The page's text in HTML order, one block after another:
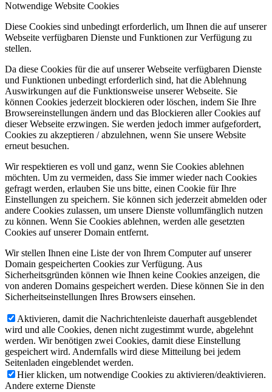
Notwendige Website Cookies
Diese Cookies sind unbedingt erforderlich, um Ihnen die auf unserer
Webseite verfügbaren Dienste und Funktionen zur Verfügung zu
stellen.
Da diese Cookies für die auf unserer Webseite verfügbaren Dienste
und Funktionen unbedingt erforderlich sind, hat die Ablehnung
Auswirkungen auf die Funktionsweise unserer Webseite. Sie
können Cookies jederzeit blockieren oder löschen, indem Sie Ihre
Browsereinstellungen ändern und das Blockieren aller Cookies auf
dieser Webseite erzwingen. Sie werden jedoch immer aufgefordert,
Cookies zu akzeptieren / abzulehnen, wenn Sie unsere Website
erneut besuchen.
Wir respektieren es voll und ganz, wenn Sie Cookies ablehnen
möchten. Um zu vermeiden, dass Sie immer wieder nach Cookies
gefragt werden, erlauben Sie uns bitte, einen Cookie für Ihre
Einstellungen zu speichern. Sie können sich jederzeit abmelden oder
andere Cookies zulassen, um unsere Dienste vollumfänglich nutzen
zu können. Wenn Sie Cookies ablehnen, werden alle gesetzten
Cookies auf unserer Domain entfernt.
Wir stellen Ihnen eine Liste der von Ihrem Computer auf unserer
Domain gespeicherten Cookies zur Verfügung. Aus
Sicherheitsgründen können wie Ihnen keine Cookies anzeigen, die
von anderen Domains gespeichert werden. Diese können Sie in den
Sicherheitseinstellungen Ihres Browsers einsehen.
Aktivieren, damit die Nachrichtenleiste dauerhaft ausgeblendet
wird und alle Cookies, denen nicht zugestimmt wurde, abgelehnt
werden. Wir benötigen zwei Cookies, damit diese Einstellung
gespeichert wird. Andernfalls wird diese Mitteilung bei jedem
Seitenladen eingeblendet werden.
Hier klicken, um notwendige Cookies zu aktivieren/deaktivieren.
Andere externe Dienste